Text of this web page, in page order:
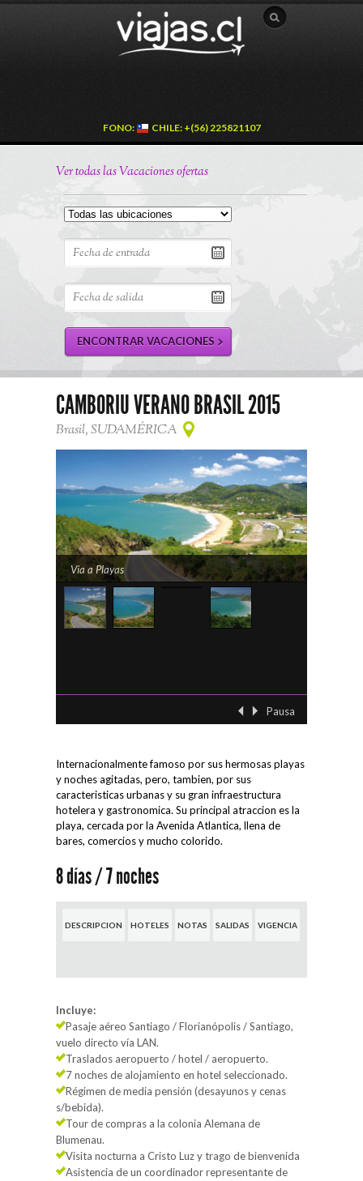
FONO: CHILE: +(56) 225821107
Ver todas las Vacaciones ofertas
CAMBORIU VERANO BRASIL 2015
Brasil, SUDAMÉRICA
Via a Playas
Camboriu-
Pausa
Internacionalmente famoso por sus hermosas playas
y noches agitadas, pero, tambien, por sus
caracteristicas urbanas y su gran infraestructura
hotelera y gastronomica. Su principal atraccion es la
playa, cercada por la Avenida Atlantica, llena de
bares, comercios y mucho colorido.
8 días / 7 noches
DESCRIPCION HOTELES NOTAS SALIDAS VIGENCIA
Incluye:
Pasaje aéreo Santiago / Florianópolis / Santiago,
vuelo directo vía LAN.
Traslados aeropuerto / hotel / aeropuerto.
7 noches de alojamiento en hotel seleccionado.
Régimen de media pensión (desayunos y cenas
s/bebida).
Tour de compras a la colonia Alemana de
Blumenau.
Visita nocturna a Cristo Luz y trago de bienvenida
Asistencia de un coordinador representante de